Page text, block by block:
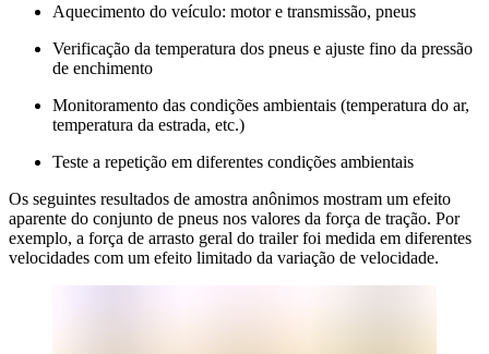
Aquecimento do veículo: motor e transmissão, pneus
Verificação da temperatura dos pneus e ajuste fino da pressão
de enchimento
Monitoramento das condições ambientais (temperatura do ar,
temperatura da estrada, etc.)
Teste a repetição em diferentes condições ambientais
Os seguintes resultados de amostra anônimos mostram um efeito
aparente do conjunto de pneus nos valores da força de tração. Por
exemplo, a força de arrasto geral do trailer foi medida em diferentes
velocidades com um efeito limitado da variação de velocidade.